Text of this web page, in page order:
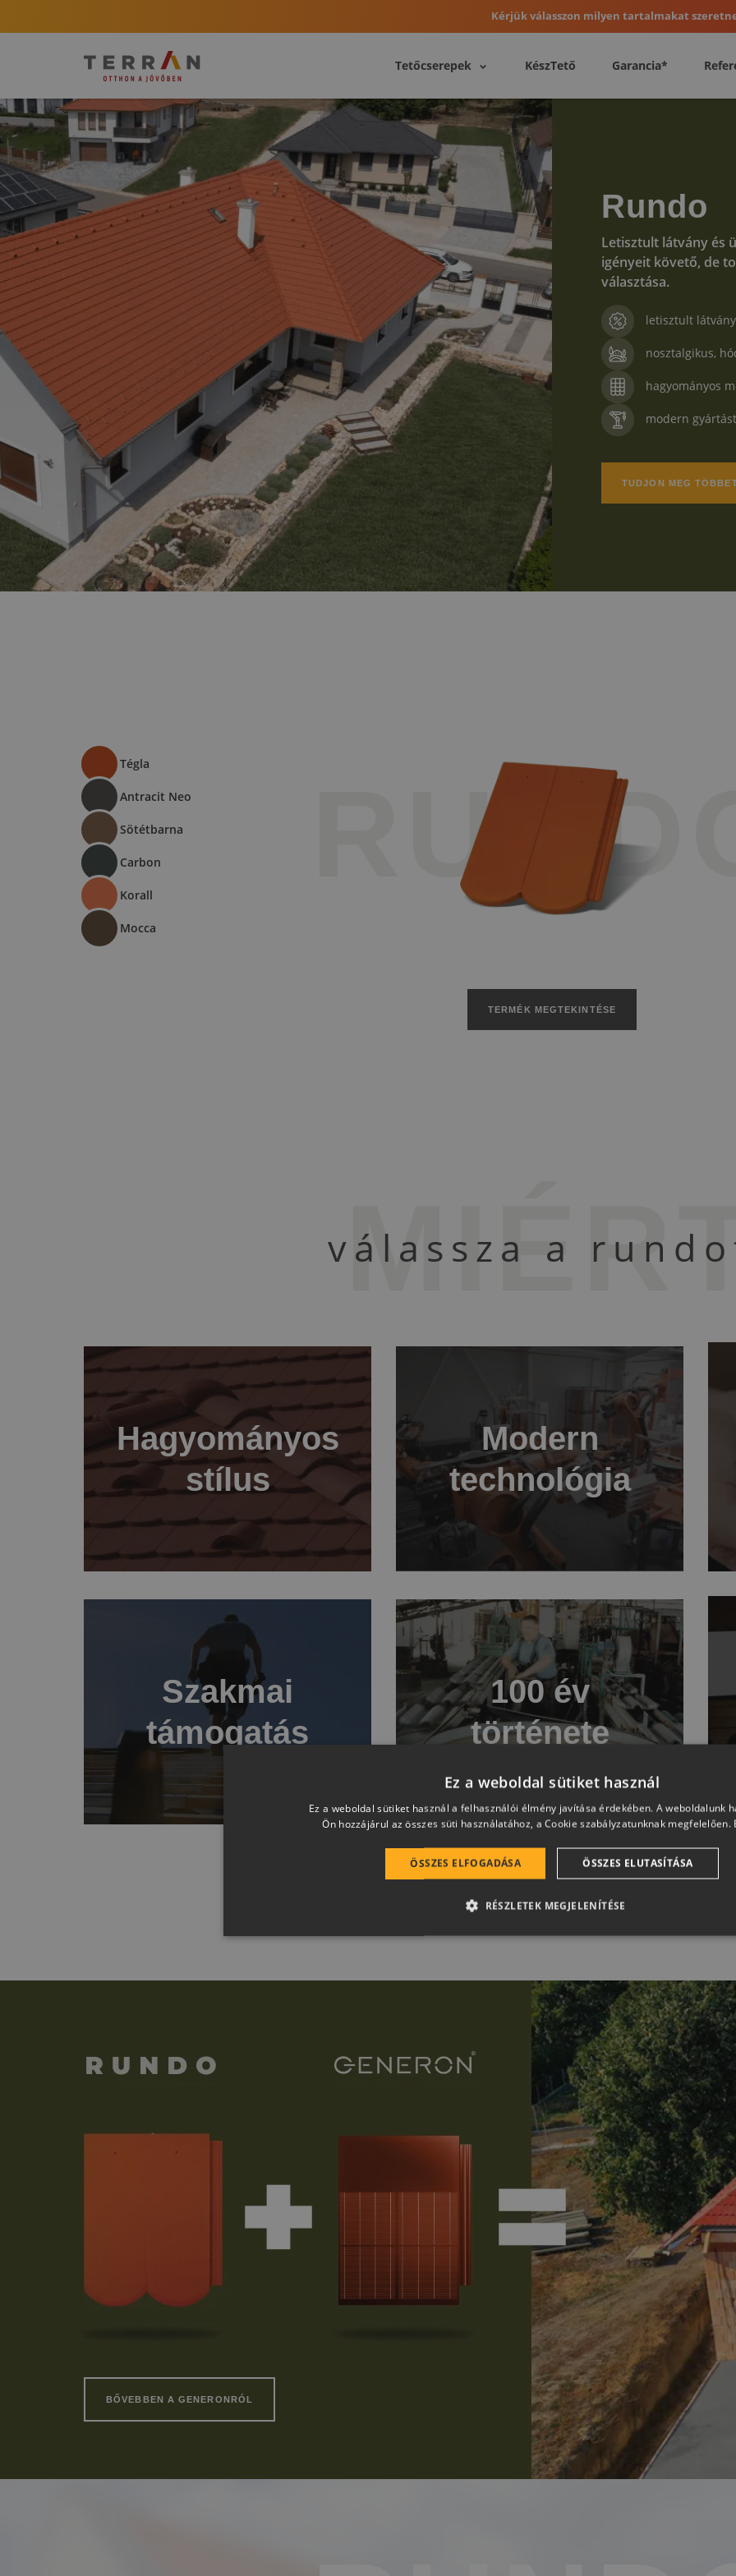
Kérjük válasszon milyen tartalmakat
Tetőcserepek KészTető Garancia*
Rundo
Letisztult látvány és
igényeit követő, de
választása.
letisztult látvány
nosztalgikus,
hagyományos
modern
TUDJON MEG
RUNDO
TERMÉK MEGTEKINTÉSE
Tégla
Antracit Neo
Sötétbarna
Carbon
Korall
Mocca
válassza a
Hagyományos
stílus
Modern
technológia
Szakmai
támogatás
100 év
története
BŐVEBBEN A GENERONRÓL
Ez a weboldal sütiket használ
Ez a weboldal sütiket használ a felhasználói élmény javítása érdekében. A weboldalunk
Ön hozzájárul az összes süti használatához, a Cookie szabályzatunknak megfelelően.
ÖSSZES ELFOGADÁSA ÖSSZES ELUTASÍTÁSA
RÉSZLETEK MEGJELENÍTÉSE